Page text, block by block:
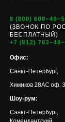
8 (800)
(ЗВОНОК ПО
БЕСПЛАТНЫЙ)
+7 (812)
Офис:
Санкт-Петербург,
Химиков 28АС оф.
Шоу-рум:
Санкт-Петербург,